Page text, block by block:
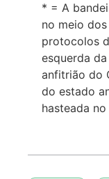
* = A
no meio
protocolos
esquerda
anfitrião do
do estado
hasteada